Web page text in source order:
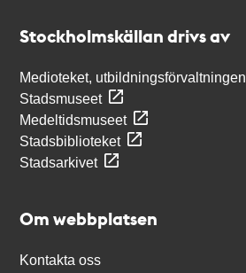
Stockholmskällan drivs av
Medioteket, utbildningsförvaltningen
Stadsmuseet
Medeltidsmuseet
Stadsbiblioteket
Stadsarkivet
Om webbplatsen
Kontakta oss